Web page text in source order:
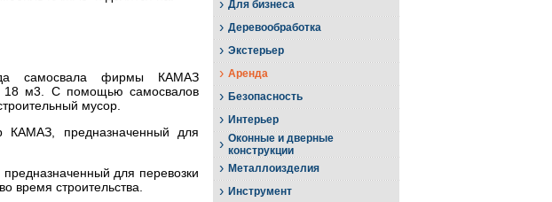
самосвала фирмы КАМАЗ
18 м3. С помощью самосвалов
мусор.
КАМАЗ, предназначенный для
для перевозки
время строительства.
› Для бизнеса
› Деревообработка
› Экстерьер
› Аренда
› Безопасность
› Интерьер
› Оконные и дверные
конструкции
› Металлоизделия
› Инструмент